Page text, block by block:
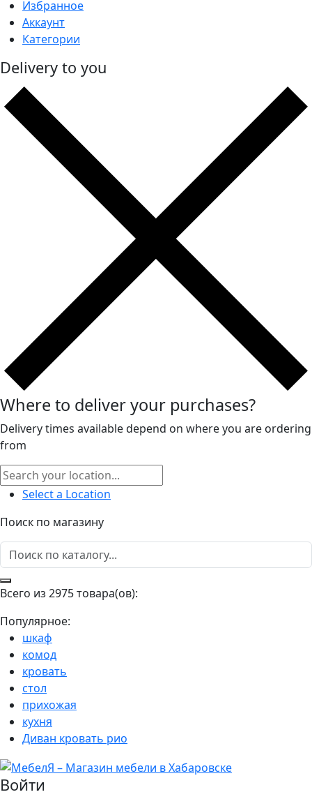
Избранное
Аккаунт
Категории
Delivery to you
Where to deliver your purchases?
Delivery times available depend on where you are ordering
from
Select a Location
Поиск по магазину
Всего из 2975 товара(ов):
Популярное:
шкаф
комод
кровать
стол
прихожая
кухня
Диван кровать рио
Войти